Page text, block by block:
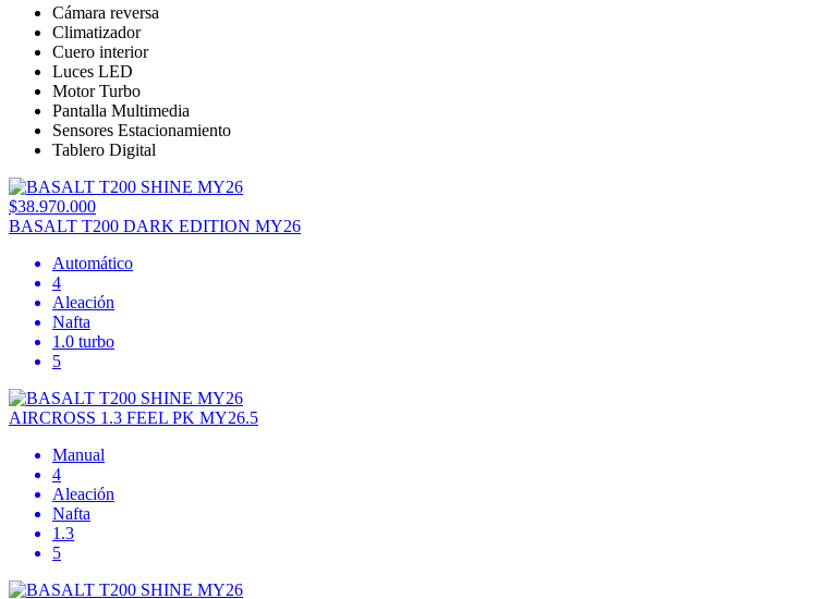
Cámara reversa
Climatizador
Cuero interior
Luces LED
Motor Turbo
Pantalla Multimedia
Sensores Estacionamiento
Tablero Digital
$38.970.000
BASALT T200 DARK EDITION MY26
Automático
4
Aleación
Nafta
1.0 turbo
5
AIRCROSS 1.3 FEEL PK MY26.5
Manual
4
Aleación
Nafta
1.3
5